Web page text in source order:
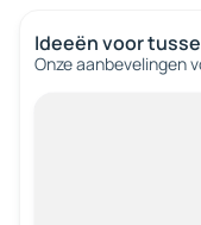
Ideeën voor
Onze aanbevelingen